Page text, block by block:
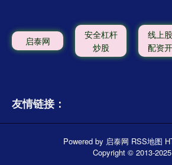
启泰网
安全杠杆
炒股
线上
配资
友情链接：
Powered by 启泰网 RSS地图
Copyright© 2013-2025